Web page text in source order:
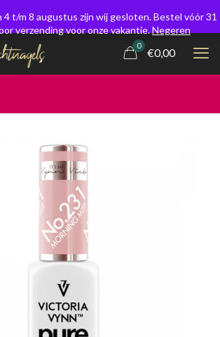
0
€0,00
t/m 8 augustus zijn wij gesloten. Bestel vóór 31
verzending voor onze vakantie.Negeren